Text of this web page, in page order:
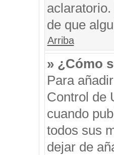
de que
Arriba
» ¿Cómo
Para
Control de
cuando
todos sus
dejar de